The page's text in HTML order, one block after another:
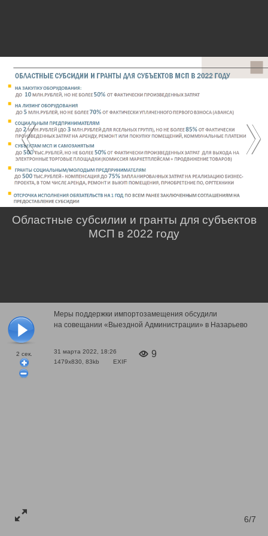
2 сек.
Меры поддержки импортозамещения обсудили
на совещании «Выездной Администрации» в Назарьево
31 марта 2022, 18:26
1479x830, 83kb
EXIF
9
6/7
Областные субсилии и гранты для субъектов
МСП в 2022 году